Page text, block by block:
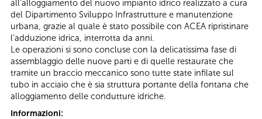
all’alloggiamento del nuovo impianto idrico realizzato a cura
del Dipartimento Sviluppo Infrastrutture e manutenzione
urbana, grazie al quale è stato possibile con ACEA ripristinare
l’adduzione idrica, interrotta da anni.
Le operazioni si sono concluse con la delicatissima fase di
assemblaggio delle nuove parti e di quelle restaurate che
tramite un braccio meccanico sono tutte state infilate sul
tubo in acciaio che è sia struttura portante della fontana che
alloggiamento delle condutture idriche.
Informazioni: